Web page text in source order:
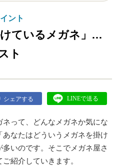
ント
けているメガネ」…
ト
って、どんなメガネか気にな
なたはどういうメガネを掛け
いのです。そこでメガネ屋さ
紹介していきます。